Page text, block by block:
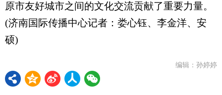
原市友好城市之间的文化交流贡献了重要力量。
(济南国际传播中心记者：娄心钰、李金洋、安
硕)
编辑：孙婷婷